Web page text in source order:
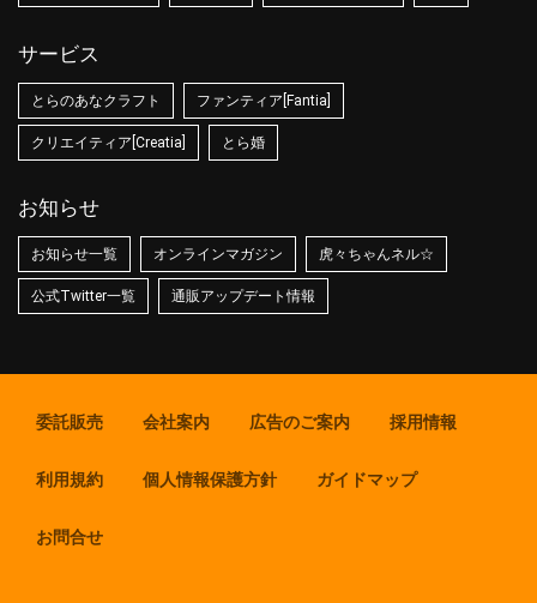
サービス
とらのあなクラフト ファンティア[Fantia]
クリエイティア[Creatia] とら婚
お知らせ
お知らせ一覧 オンラインマガジン 虎々ちゃんネル☆
公式Twitter一覧 通販アップデート情報
委託販売 会社案内 広告のご案内 採用情報
利用規約 個人情報保護方針 ガイドマップ
お問合せ